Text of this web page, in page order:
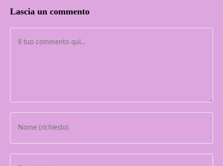
Lascia un commento
tuo
nome